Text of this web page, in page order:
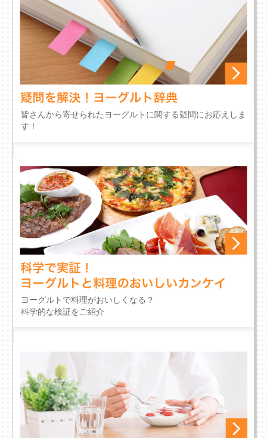
皆さんから寄せられたヨーグルトに関する疑問にお応えしま
す！
ヨーグルトで料理がおいしくなる？
科学的な検証をご紹介